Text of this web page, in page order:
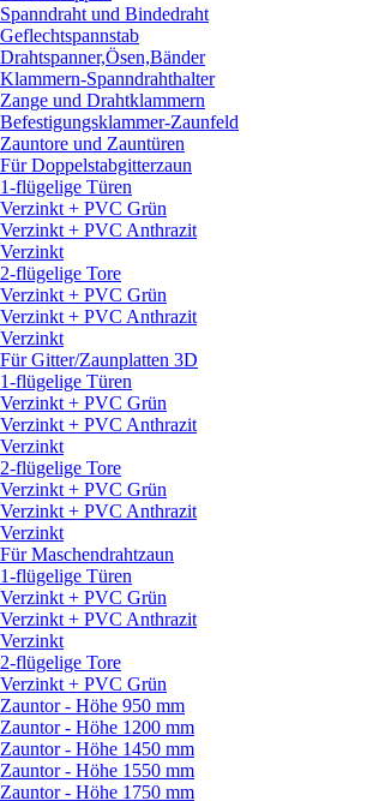
Spanndraht und Bindedraht
Geflechtspannstab
Drahtspanner,Ösen,Bänder
Klammern-Spanndrahthalter
Zange und Drahtklammern
Befestigungsklammer-Zaunfeld
Zauntore und Zauntüren
Für Doppelstabgitterzaun
1-flügelige Türen
Verzinkt + PVC Grün
Verzinkt + PVC Anthrazit
Verzinkt
2-flügelige Tore
Verzinkt + PVC Grün
Verzinkt + PVC Anthrazit
Verzinkt
Für Gitter/Zaunplatten 3D
1-flügelige Türen
Verzinkt + PVC Grün
Verzinkt + PVC Anthrazit
Verzinkt
2-flügelige Tore
Verzinkt + PVC Grün
Verzinkt + PVC Anthrazit
Verzinkt
Für Maschendrahtzaun
1-flügelige Türen
Verzinkt + PVC Grün
Verzinkt + PVC Anthrazit
Verzinkt
2-flügelige Tore
Verzinkt + PVC Grün
Zauntor - Höhe 950 mm
Zauntor - Höhe 1200 mm
Zauntor - Höhe 1450 mm
Zauntor - Höhe 1550 mm
Zauntor - Höhe 1750 mm